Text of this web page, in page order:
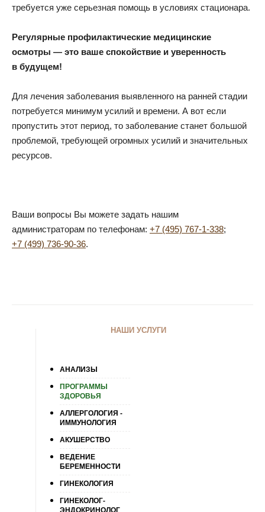
требуется уже серьезная помощь в условиях стационара.
Регулярные профилактические медицинские
осмотры — это ваше спокойствие и уверенность
в будущем!
Для лечения заболевания выявленного на ранней стадии
потребуется минимум усилий и времени. А вот если
пропустить этот период, то заболевание станет большой
проблемой, требующей огромных усилий и значительных
ресурсов.
Ваши вопросы Вы можете задать нашим
администраторам по телефонам: +7 (495) 767-1-338;
+7 (499) 736-90-36.
НАШИ УСЛУГИ
АНАЛИЗЫ
ПРОГРАММЫ
ЗДОРОВЬЯ
АЛЛЕРГОЛОГИЯ -
ИММУНОЛОГИЯ
АКУШЕРСТВО
ВЕДЕНИЕ
БЕРЕМЕННОСТИ
ГИНЕКОЛОГИЯ
ГИНЕКОЛОГ-
ЭНДОКРИНОЛОГ